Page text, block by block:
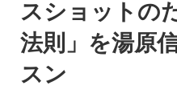
スショットの
法則」を湯原
スン